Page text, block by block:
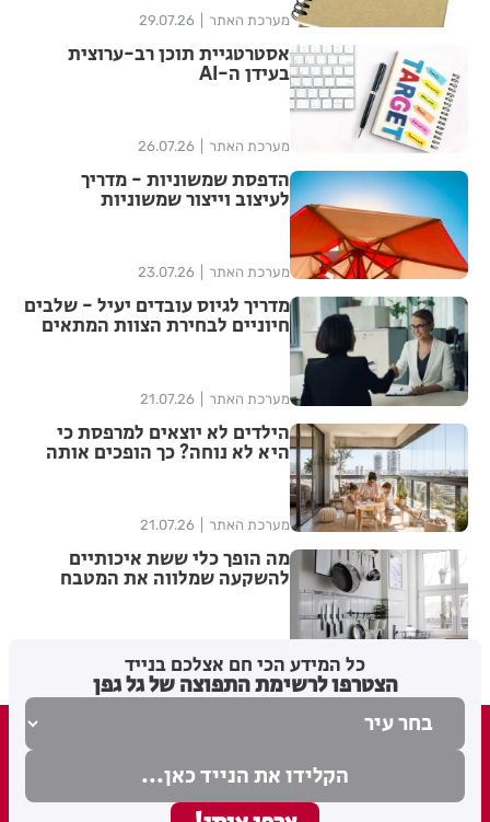
מערכת האתר 29.07.26
אסטרטגיית תוכן רב-ערוצית
בעידן ה-AI
מערכת האתר 26.07.26
הדפסת שמשוניות - מדריך
לעיצוב וייצור שמשוניות
מערכת האתר 23.07.26
מדריך לגיוס עובדים יעיל - שלבים
חיוניים לבחירת הצוות המתאים
מערכת האתר 21.07.26
הילדים לא יוצאים למרפסת כי
היא לא נוחה? כך הופכים אותה
מערכת האתר 21.07.26
מה הופך כלי ששת איכותיים
להשקעה שמלווה את המטבח
כל המידע הכי חם אצלכם בנייד
הצטרפו לרשימת התפוצה של גל גפן